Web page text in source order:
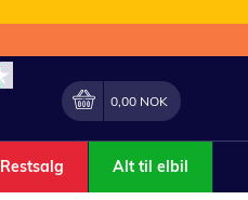
Min handlekurv
0,00 NOK
Restsalg Alt til elbil